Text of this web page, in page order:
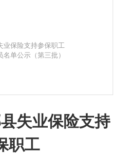
业保险支持参保职工
单公示（第三批）
失业保险支持
职工